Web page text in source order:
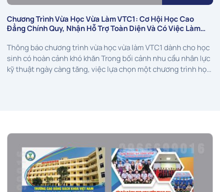
Chương Trình Vừa Học Vừa Làm VTC1: Cơ Hội Học Cao
Đẳng Chính Quy, Nhận Hỗ Trợ Toàn Diện Và Có Việc Làm
Thông báo chương trình vừa học vừa làm VTC1 dành cho học
sinh có hoàn cảnh khó khăn Trong bối cảnh nhu cầu nhân lực
kỹ thuật ngày càng tăng, việc lựa chọn một chương trình học